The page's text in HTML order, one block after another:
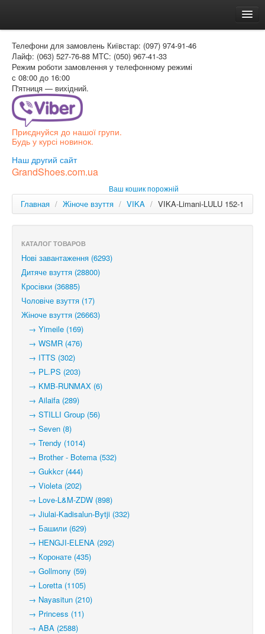
Доставка и оплата
Как заказать
Контакти
Таблиця розмірів
Вхід для покупця
РОС
Телефони для замовлень Київстар: (097) 974-91-46
Лайф: (063) 527-76-88 МТС: (050) 967-41-33
Режим роботи замовлення у телефонному режимі
с 08:00 до 16:00
П'ятниця — вихідний.
Приєднуйся до нашої групи.
Будь у курсі новинок.
Наш другий сайт
GrandShoes.com.ua
Ваш кошик порожній
Главная / Жіноче взуття / VIKA / VIKA-Limani-LULU 152-1
КАТАЛОГ ТОВАРОВ
Нові завантаження (6293)
Дитяче взуття (28800)
Кросівки (36885)
Чоловіче взуття (17)
Жіноче взуття (26663)
→ Yimeile (169)
→ WSMR (476)
→ ITTS (302)
→ PL.PS (203)
→ KMB-RUNMAX (6)
→ Ailaifa (289)
→ STILLI Group (56)
→ Seven (8)
→ Trendy (1014)
→ Brother - Botema (532)
→ Gukkcr (444)
→ Violeta (202)
→ Love-L&M-ZDW (898)
→ Jiulai-Kadisalun-Bytji (332)
→ Башили (629)
→ HENGJI-ELENA (292)
→ Коронате (435)
→ Gollmony (59)
→ Loretta (1105)
→ Nayasitun (210)
→ Princess (11)
→ ABA (2588)